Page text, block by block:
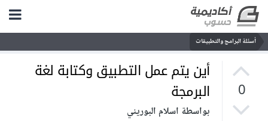
أسئلة البرامج والتطبيقات
0
أين يتم عمل التطبيق وكتابة لغة
البرمجة
بواسطة اسلام البوريني